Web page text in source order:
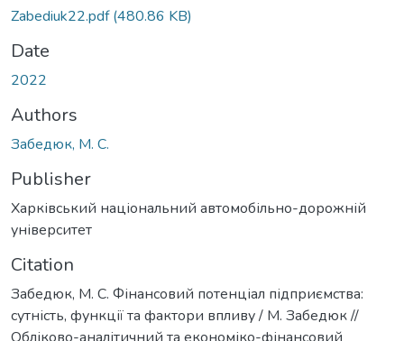
Zabediuk22.pdf(480.86 KB)
Date
2022
Authors
Забедюк, М. С.
Publisher
Харківський національний автомобільно-дорожній
університет
Citation
Забедюк, М. С. Фінансовий потенціал підприємства:
сутність, функції та фактори впливу / М. Забедюк //